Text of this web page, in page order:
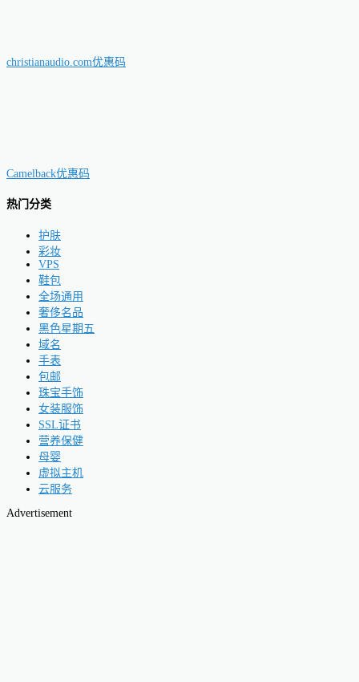
christianaudio.com优惠码
Camelback优惠码
热门分类
护肤
彩妆
VPS
鞋包
全场通用
奢侈名品
黑色星期五
域名
手表
包邮
珠宝手饰
女装服饰
SSL证书
营养保健
母婴
虚拟主机
云服务
Advertisement